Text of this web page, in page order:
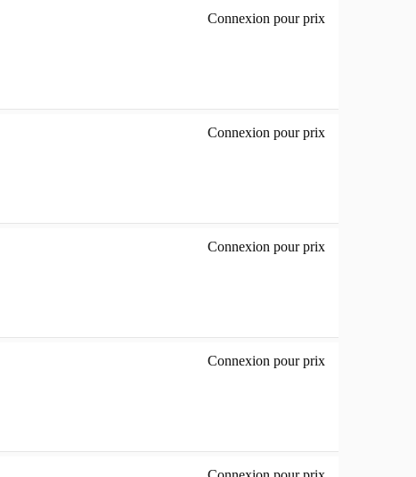
Connexion pour prix
Connexion pour prix
Connexion pour prix
Connexion pour prix